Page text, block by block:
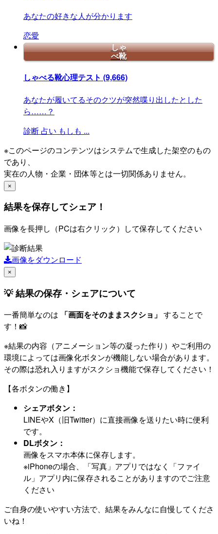
あなたの好きな人が分かります
恋愛
しゃ
べ靴
しゃべる靴心理テスト (9,666)
あなたが履いてるそのクツが突然喋り出したとした
ら……？
診断 占い もしも ...
※このページのコンテンツはシステムで生成した架空のもの
であり、
実在の人物・企業・団体等とは一切関係ありません。
×
結果を保存してシェア！
画像を長押し（PCは右クリック）して保存してください
画像をダウンロード
×
💡 結果の保存・シェアについて
一番簡単なのは 「画面をそのままスクショ」 することで
す！📸
※結果の内容（アニメーション等の凝った作り）やご利用の
環境によっては画像化ボタンが機能しない場合があります。
その際は恐れ入りますがスクショ機能で保存してください！
【各ボタンの働き】
シェアボタン：
LINEやX（旧Twitter）に直接画像を送りたい時に便利
です。
DLボタン：
画像をスマホ本体に保存します。
※iPhoneの場合、「写真」アプリではなく「ファイ
ル」アプリ内に保存されることがありますのでご注意
ください
ご自身の使いやすい方法で、結果をみんなに自慢してくださ
いね！